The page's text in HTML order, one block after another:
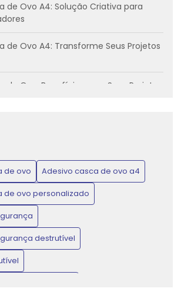
de Ovo A4: Solução Criativa para
de Ovo A4: Transforme Seus Projetos
de Ovo: Benefícios para Seus Projetos
de Ovo: Inovação para Projetos
de Ovo: Proteja Produtos e Ganhe
de Ovo: Transforme Seus Projetos de
de ovo
Adesivo casca de ovo a4
de ovo personalizado
destrutível